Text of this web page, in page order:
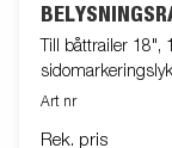
Till båttrailer
Art nr
Rek. pris